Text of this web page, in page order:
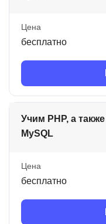
Цена
бесплатно
Учим PHP, а также
MySQL
Цена
бесплатно